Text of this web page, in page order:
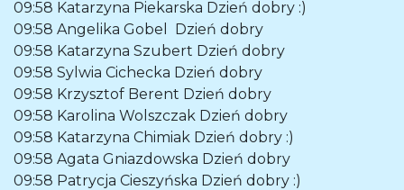
09:58 Katarzyna Piekarska Dzień dobry :)
09:58 Angelika Gobel
Dzień dobry
09:58 Katarzyna Szubert Dzień dobry
09:58 Sylwia Cichecka Dzień dobry
09:58 Krzysztof Berent Dzień dobry
09:58 Karolina Wolszczak Dzień dobry
09:58 Katarzyna Chimiak Dzień dobry :)
09:58 Agata Gniazdowska Dzień dobry
09:58 Patrycja Cieszyńska Dzień dobry :)